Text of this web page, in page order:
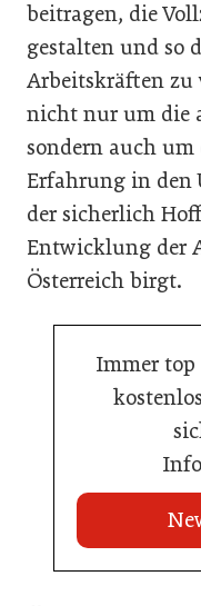
beitragen, die
gestalten und so
Arbeitskräften zu
nicht nur um die
sondern auch
Erfahrung in den
der sicherlich
Entwicklung der
Österreich birgt.
Immer